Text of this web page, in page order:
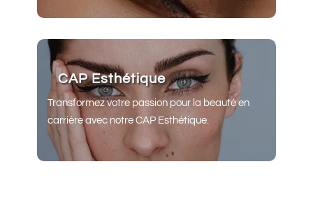
CAP Esthétique
Transformez votre passion pour la beauté en
carrière avec notre CAP Esthétique.